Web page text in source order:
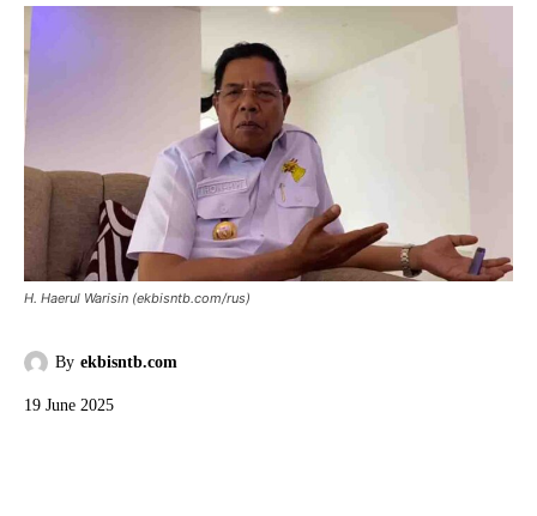
H. Haerul Warisin (ekbisntb.com/rus)
By ekbisntb.com
19 June 2025